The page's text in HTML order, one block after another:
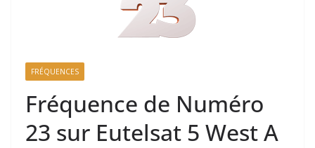
FRÉQUENCES
Fréquence de Numéro
23 sur Eutelsat 5 West A